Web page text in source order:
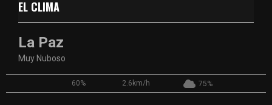
EL CLIMA
La Paz
Muy Nuboso
60% 2.6km/h 75%